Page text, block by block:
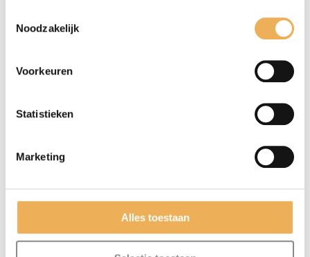
Noodzakelijk
Voorkeuren
Statistieken
Marketing
Alles toestaan
GERELATEERDE PRODUCTEN
3,0 X 12 4,0 X 60
€
€2.68